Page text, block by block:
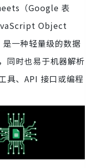
（Google 表
Object
一种轻量级的数据
同时也易于机器解析
具、API 接口或编程